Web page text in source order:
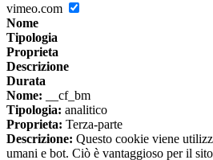
vimeo.com
Nome
Tipologia
Proprieta
Descrizione
Durata
Nome: __cf_bm
Tipologia: analitico
Proprieta: Terza-parte
Descrizione: Questo cookie viene
umani e bot. Ciò è vantaggioso per il